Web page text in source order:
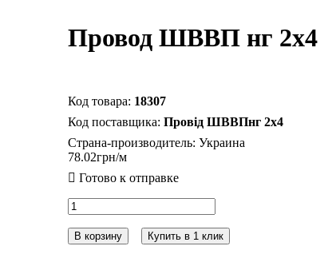
Провод ШВВП нг 2х4
18307
Провід ШВВПнг 2х4
Страна-производитель: Украина
78.02грн
В корзину Купить в 1 клик